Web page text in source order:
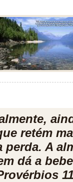
retém
perda. A
dá a